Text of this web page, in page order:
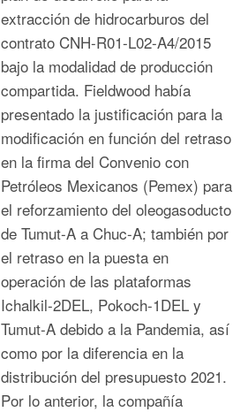
extracción de hidrocarburos del
contrato CNH-R01-L02-A4/2015
bajo la modalidad de producción
compartida. Fieldwood había
presentado la justificación para la
modificación en función del retraso
en la firma del Convenio con
Petróleos Mexicanos (Pemex) para
el reforzamiento del oleogasoducto
de Tumut-A a Chuc-A; también por
el retraso en la puesta en
operación de las plataformas
Ichalkil-2DEL, Pokoch-1DEL y
Tumut-A debido a la Pandemia, así
como por la diferencia en la
distribución del presupuesto 2021.
Por lo anterior, la compañía